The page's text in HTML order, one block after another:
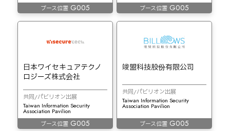
ブース位置G005 ブース位置G005
日本ワイセキュアテクノ
ロジーズ株式会社
共同/パビリオン出展
Taiwan Information Security
Association Pavilion
ブース位置G005
竣盟科技股份有限公司
共同/パビリオン出展
Taiwan Information Security
Association Pavilion
ブース位置G005